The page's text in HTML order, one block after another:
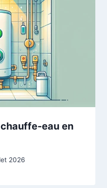
eau en
2026